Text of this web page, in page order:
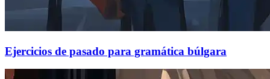
Ejercicios de pasado para gramática búlgara